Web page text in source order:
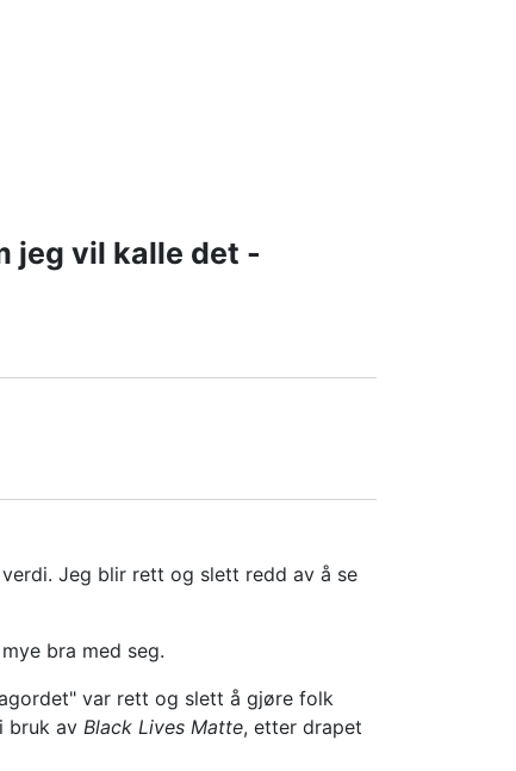
jeg vil kalle det -
Jeg blir rett og slett redd av å se
bra med seg.
var rett og slett å gjøre folk
bruk av Black Lives Matte, etter drapet